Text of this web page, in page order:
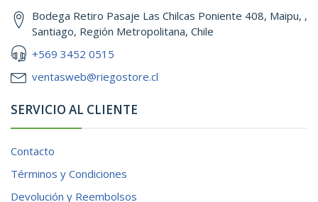
Bodega Retiro Pasaje Las Chilcas Poniente 408, Maipu, ,
Santiago, Región Metropolitana, Chile
+569 3452 0515
ventasweb@riegostore.cl
SERVICIO AL CLIENTE
Contacto
Términos y Condiciones
Devolución y Reembolsos